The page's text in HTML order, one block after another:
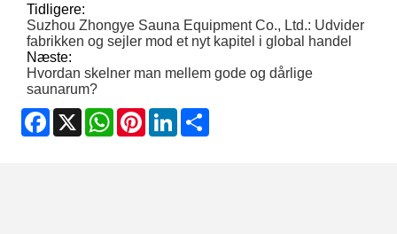
Tidligere:
Suzhou Zhongye Sauna Equipment Co., Ltd.: Udvider
fabrikken og sejler mod et nyt kapitel i global handel
Næste:
Hvordan skelner man mellem gode og dårlige
saunarum?
Facebook
X WhatsApp
PinterestLinkedIn